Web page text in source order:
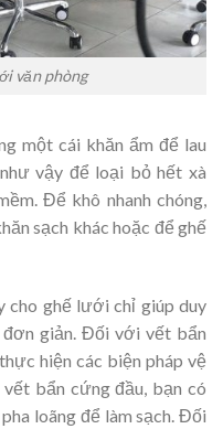
văn phòng
một cái khăn ẩm để lau
vậy để loại bỏ hết xà
Để khô nhanh chóng,
sạch khác hoặc để ghế
cho ghế lưới chỉ giúp duy
giản. Đối với vết bẩn
hiện các biện pháp vệ
bẩn cứng đầu, bạn có
loãng để làm sạch. Đối